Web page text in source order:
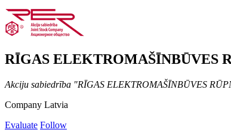
RĪGAS ELEKTROMAŠĪNBŪVES
Akciju sabiedrība "RĪGAS ELEKTROMAŠĪNBŪVES
Company Latvia
Evaluate Follow